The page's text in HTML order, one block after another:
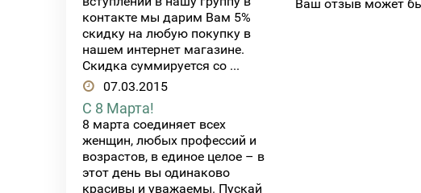
контакте мы дарим Вам 5%
скидку на любую покупку в
нашем интернет магазине.
Скидка суммируется со ...
07.03.2015
С 8 Марта!
8 марта соединяет всех
женщин, любых профессий и
возрастов, в единое целое – в
этот день вы одинаково
красивы и уважаемы. Пускай
Ваш отзыв может